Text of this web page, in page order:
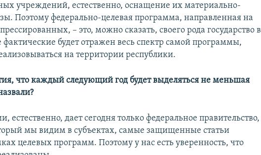
учреждений, естественно, оснащение их материально-
Поэтому федерально-целевая программа, направленная на
– это, можно сказать, своего рода государство в
фактические будет отражен весь спектр самой программы,
на территории республики.
что каждый следующий год будет выделяться не меньшая
естественно, дает сегодня только федеральное правительство,
мы видим в субъектах, самые защищенные статьи
целевых программ. Поэтому у нас есть уверенность, что